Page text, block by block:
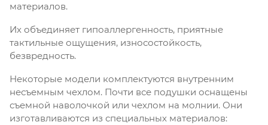
материалов.
Их объединяет гипоаллергенность, приятные
тактильные ощущения, износостойкость,
безвредность.
Некоторые модели комплектуются внутренним
несъемным чехлом. Почти все подушки оснащены
съемной наволочкой или чехлом на молнии. Они
изготавливаются из специальных материалов: